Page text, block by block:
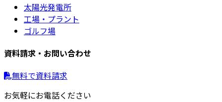
太陽光発電所
工場・プラント
ゴルフ場
資料請求・お問い合わせ
無料で資料請求
お気軽にお電話ください